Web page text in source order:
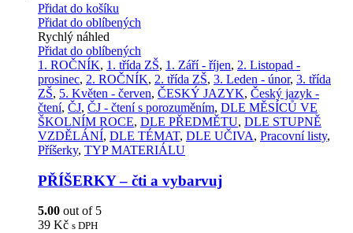
Přidat do košíku
Přidat do oblíbených
Rychlý náhled
Přidat do oblíbených
1. ROČNÍK, 1. třída ZŠ, 1. Září - říjen, 2. Listopad -
prosinec, 2. ROČNÍK, 2. třída ZŠ, 3. Leden - únor, 3. třída
ZŠ, 5. Květen - červen, ČESKÝ JAZYK, Český jazyk -
čtení, ČJ, ČJ - čtení s porozuměním, DLE MĚSÍCŮ VE
ŠKOLNÍM ROCE, DLE PŘEDMĚTU, DLE STUPNĚ
VZDĚLÁNÍ, DLE TÉMAT, DLE UČIVA, Pracovní listy,
Příšerky, TYP MATERIÁLU
PŘÍŠERKY – čti a vybarvuj
5.00 out of 5
39 Kč s DPH